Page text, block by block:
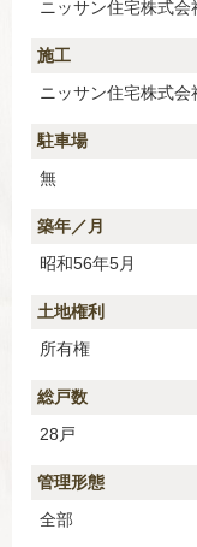
ニッサン住宅株式会
施工
ニッサン住宅株式会
駐車場
無
築年／月
昭和56年5月
土地権利
所有権
総戸数
28戸
管理形態
全部